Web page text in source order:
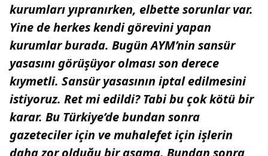
kurumları yıpranırken, elbette sorunlar var.
Yine de herkes kendi görevini yapan
kurumlar burada. Bugün AYM’nin sansür
yasasını görüşüyor olması son derece
kıymetli. Sansür yasasının iptal edilmesini
istiyoruz. Ret mi edildi? Tabi bu çok kötü bir
karar. Bu Türkiye’de bundan sonra
gazeteciler için ve muhalefet için işlerin
daha zor olduğu bir aşama. Bundan sonra